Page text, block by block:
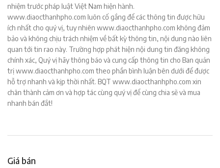
nhiệm trước pháp luật Việt Nam hiện hành.
www.diaocthanhpho.com luôn cố gắng để các thông tin được hữu
ích nhất cho quý vị, tuy nhiên www.diaocthanhpho.com không đảm
bảo và không chịu trách nhiệm về bất kỳ thông tin, nội dung nào liên
quan tới tin rao này. Trường hợp phát hiện nội dung tin đăng không
chính xác, Quý vị hãy thông báo và cung cấp thông tin cho Ban quản
trị www.diaocthanhpho.com theo phần bình luận bên dưới để được
hỗ trợ nhanh và kịp thời nhất. BQT www.diaocthanhpho.com xin
chân thành cảm ơn và hợp tác cùng quý vị để cùng chia sẽ và mua
nhanh bán đắt!
Giá bán